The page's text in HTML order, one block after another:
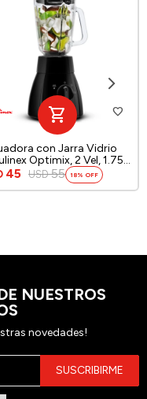
con Jarra Vidrio
Optimix, 2 Vel, 1.75
negro.
45 USD 55 18
NUESTROS
novedades!
SUSCRIBIRME